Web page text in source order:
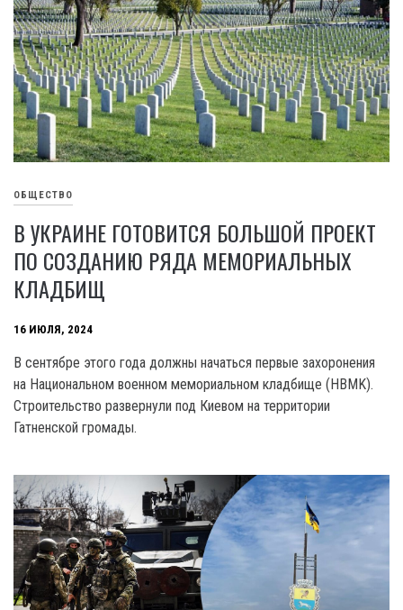
ОБЩЕСТВО
В УКРАИНЕ ГОТОВИТСЯ БОЛЬШОЙ ПРОЕКТ
ПО СОЗДАНИЮ РЯДА МЕМОРИАЛЬНЫХ
КЛАДБИЩ
16 ИЮЛЯ, 2024
В сентябре этого года должны начаться первые захоронения
на Национальном военном мемориальном кладбище (HBMK).
Строительство развернули под Киевом на территории
Гатненской громады.